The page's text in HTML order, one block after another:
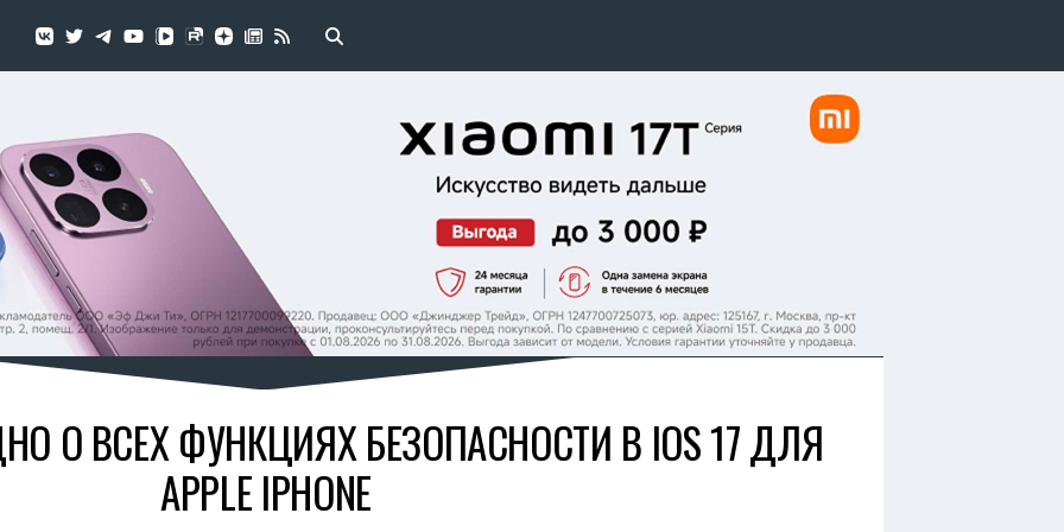
О ВСЕХ ФУНКЦИЯХ БЕЗОПАСНОСТИ В IOS 17 ДЛЯ
APPLE IPHONE